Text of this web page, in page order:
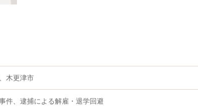
木更津市
件、逮捕による解雇・退学回避